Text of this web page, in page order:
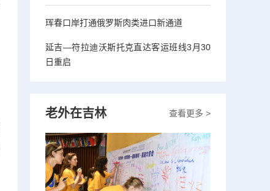
珲春口岸打通俄罗斯肉类进口新通道
延吉—符拉迪沃斯托克直达客运班线3月30
日重启
查看更多 >
老外在吉林